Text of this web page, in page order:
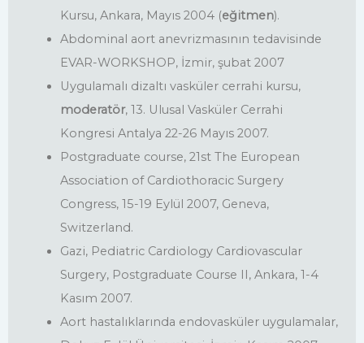
Kursu, Ankara, Mayıs 2004 (eğitmen).
Abdominal aort anevrizmasının tedavisinde
EVAR-WORKSHOP, İzmir, şubat 2007
Uygulamalı dizaltı vasküler cerrahi kursu,
moderatör, 13. Ulusal Vasküler Cerrahi
Kongresi Antalya 22-26 Mayıs 2007.
Postgraduate course, 21st The European
Association of Cardiothoracic Surgery
Congress, 15-19 Eylül 2007, Geneva,
Switzerland.
Gazi, Pediatric Cardiology Cardiovascular
Surgery, Postgraduate Course II, Ankara, 1-4
Kasım 2007.
Aort hastalıklarında endovasküler uygulamalar,